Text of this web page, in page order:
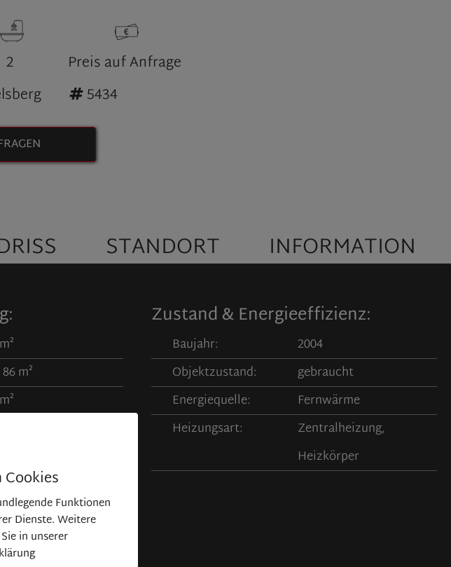
2
Preis auf Anfrage
5434
STANDORT INFORMATION
m²
Zustand & Energieeffizienz:
Baujahr:
2004
Objektzustand:
gebraucht
Energiequelle:
Fernwärme
Heizungsart:
Zentralheizung,
Heizkörper
Funktionen
Dienste. Weitere
in unserer